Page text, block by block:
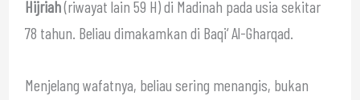
Hijriah(riwayat lain 59 H) di Madinah pada usia sekitar
78 tahun. Beliau dimakamkan di Baqi‘ Al-Gharqad.
Menjelang wafatnya, beliau sering menangis, bukan